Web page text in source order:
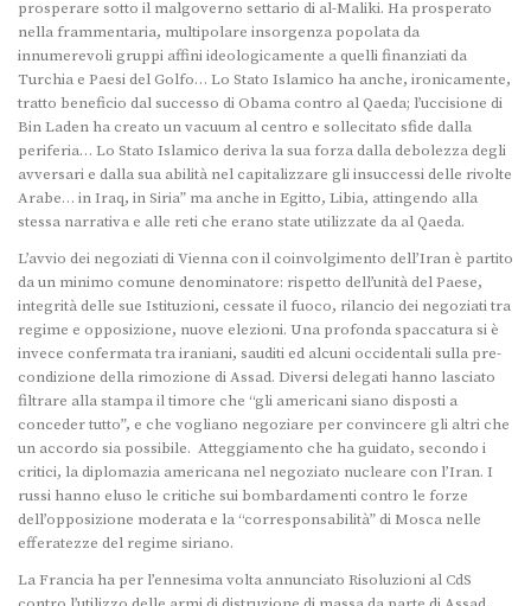
prosperare sotto il malgoverno settario di al-Maliki. Ha prosperato
nella frammentaria, multipolare insorgenza popolata da
innumerevoli gruppi affini ideologicamente a quelli finanziati da
Turchia e Paesi del Golfo… Lo Stato Islamico ha anche, ironicamente,
tratto beneficio dal successo di Obama contro al Qaeda; l’uccisione di
Bin Laden ha creato un vacuum al centro e sollecitato sfide dalla
periferia… Lo Stato Islamico deriva la sua forza dalla debolezza degli
avversari e dalla sua abilità nel capitalizzare gli insuccessi delle rivolte
Arabe… in Iraq, in Siria” ma anche in Egitto, Libia, attingendo alla
stessa narrativa e alle reti che erano state utilizzate da al Qaeda.
L’avvio dei negoziati di Vienna con il coinvolgimento dell’Iran è partito
da un minimo comune denominatore: rispetto dell’unità del Paese,
integrità delle sue Istituzioni, cessate il fuoco, rilancio dei negoziati tra
regime e opposizione, nuove elezioni. Una profonda spaccatura si è
invece confermata tra iraniani, sauditi ed alcuni occidentali sulla pre-
condizione della rimozione di Assad. Diversi delegati hanno lasciato
filtrare alla stampa il timore che “gli americani siano disposti a
conceder tutto”, e che vogliano negoziare per convincere gli altri che
un accordo sia possibile. Atteggiamento che ha guidato, secondo i
critici, la diplomazia americana nel negoziato nucleare con l’Iran. I
russi hanno eluso le critiche sui bombardamenti contro le forze
dell’opposizione moderata e la “corresponsabilità” di Mosca nelle
efferatezze del regime siriano.
La Francia ha per l’ennesima volta annunciato Risoluzioni al CdS